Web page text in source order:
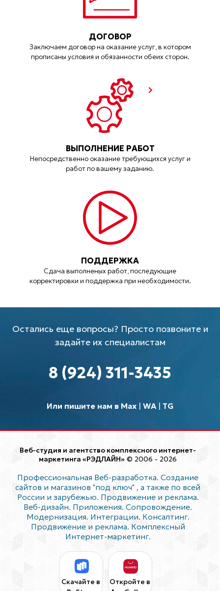
ДОГОВОР
Заключаем договор на оказание услуг, в котором
прописаны условия и обязанности обеих сторон.
ВЫПОЛНЕНИЕ РАБОТ
Непосредственно оказание требующихся услуг и
работ по вашему заданию.
ПОДДЕРЖКА
Сдача выполненых работ, последующие
корректировки и поддержка при необходимости.
Остались еще вопросы? Просто позвоните и
задайте их специалистам
8 (924) 311-3435
Или пишите нам в Max| WA| TG
Веб-студия и агентство комплексного интернет-
маркетинга «РЭДЛАЙН» © 2006 - 2026
Профессиональная Веб-разработка. Создание
сайтов и магазинов "под ключ" , а также по всей
России и зарубежью. Продвижение и реклама.
Веб-дизайн. Приложения. Сопровождение.
Модернизация. Интеграции. Консалтинг.
Продвижение и реклама. Комплексный
Интернет-маркетинг.
Скачайте в
Откройте в